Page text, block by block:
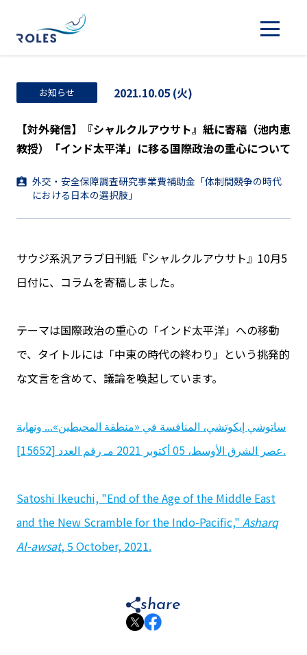
お知らせ 2021.10.05 (火)
【対外発信】『シャルクルアウサト』紙に寄稿（池内恵
教授）「インド太平洋」に移る国際政治の重心について
外交・安全保障調査研究事業費補助金「体制間競争の時代
における日本の選択肢」
サウジ系汎アラブ日刊紙『シャルクルアウサト』10月5
日付に、コラムを寄稿しました。
テーマは国際政治の重心の「インド太平洋」への移動
で、タイトルには「中東の時代の終わり」という挑発的
な文言を含めて、議論を喚起しています。
ساتوشي إيكوتشي، المنافسة في «منطقة المحيطين»... ونهاية
عصر الشرق الأوسط، 05 أكتوبر 2021 مـ رقم العدد [15652].
Satoshi Ikeuchi, "End of the Age of the Middle East
and the New Scramble for the Indo-Pacific," Asharq
Al-awsat, 5 October, 2021.
share